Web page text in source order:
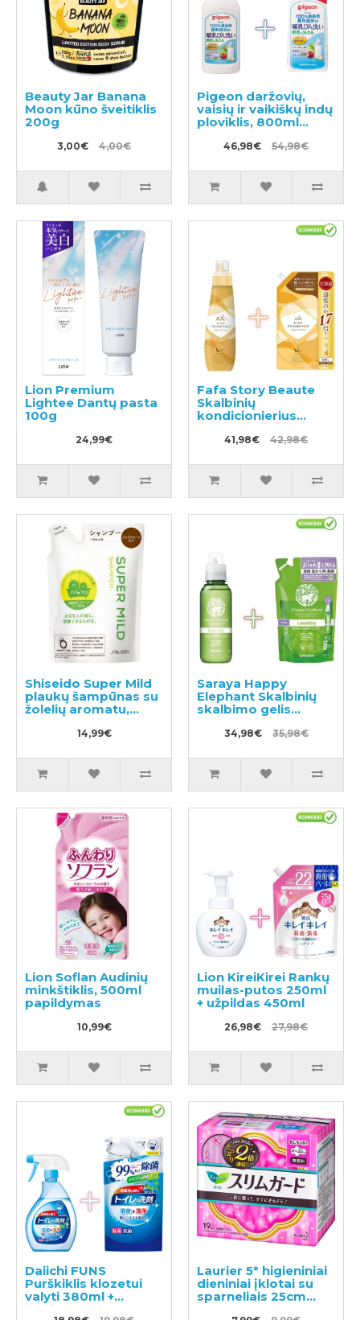
Beauty Jar Banana
Moon kūno šveitiklis
200g
3,00€ 4,00€
Pigeon daržovių,
vaisių ir vaikiškų indų
ploviklis, 800ml
dozatorius +
papildymas 1.4l
46,98€ 54,98€
Lion Premium
Lightee Dantų pasta
100g
24,99€
Fafa Story Beaute
Skalbinių
kondicionierius
600ml + užpildas
840ml41,98€ 42,98€
Shiseido Super Mild
plaukų šampūnas su
žolelių aromatu,
užpildas 400ml
14,99€
Saraya Happy
Elephant Skalbinių
skalbimo gelis
600ml + užpildas
540ml34,98€ 35,98€
Lion Soflan Audinių
minkštiklis, 500ml
papildymas
10,99€
Lion KireiKirei Rankų
muilas-putos 250ml
+ užpildas 450ml
26,98€ 27,98€
Daiichi FUNS
Purškiklis klozetui
valyti 380ml +
papildymas 330ml
Laurier 5* higieniniai
dieniniai įklotai su
sparneliais 25cm